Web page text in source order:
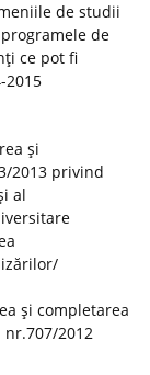
de studii
de
ce pot fi
2015
şi
2013 privind
al
şi completarea
2012